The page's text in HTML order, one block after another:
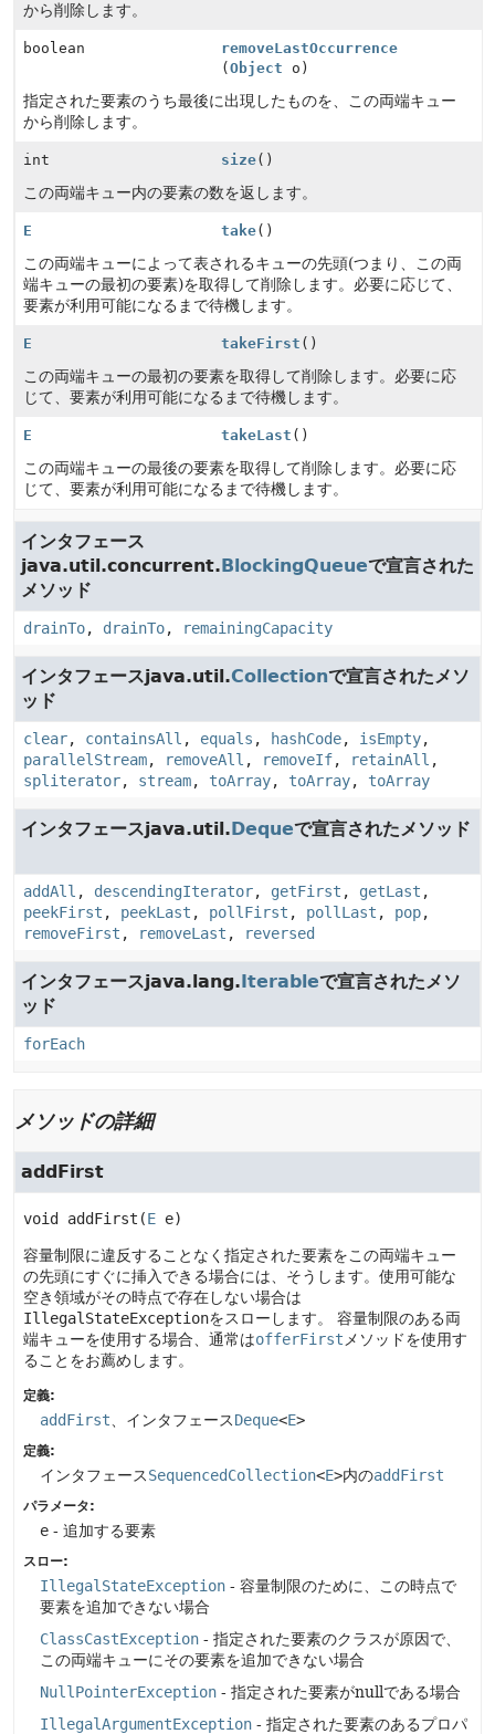
から削除します。
boolean
removeLastOccurrence
(Object o)
指定された要素のうち最後に出現したものを、この両端キュー
から削除します。
int size()
この両端キュー内の要素の数を返します。
E take()
この両端キューによって表されるキューの先頭(つまり、この両
端キューの最初の要素)を取得して削除します。必要に応じて、
要素が利用可能になるまで待機します。
E takeFirst ()
この両端キューの最初の要素を取得して削除します。必要に応
じて、要素が利用可能になるまで待機します。
E takeLast ()
この両端キューの最後の要素を取得して削除します。必要に応
じて、要素が利用可能になるまで待機します。
インタフェース
java.util.concurrent.BlockingQueueで宣言された
メソッド
drainTo, drainTo, remainingCapacity
インタフェースjava.util.Collectionで宣言されたメソ
ッド
clear, containsAll , equals , hashCode, isEmpty,
parallelStream, removeAll , removeIf, retainAll ,
spliterator, stream, toArray, toArray, toArray
インタフェースjava.util.Dequeで宣言されたメソッド
addAll , descendingIterator, getFirst , getLast ,
peekFirst , peekLast , pollFirst , pollLast , pop,
removeFirst , removeLast , reversed
インタフェースjava.lang.Iterableで宣言されたメソ
ッド
forEach
メソッドの詳細
addFirst
void addFirst (E e)
容量制限に違反することなく指定された要素をこの両端キュー
の先頭にすぐに挿入できる場合には、そうします。使用可能な
空き領域がその時点で存在しない場合は
IllegalStateExceptionをスローします。
容量制限のある両
端キューを使用する場合、通常はofferFirst メソッドを使用す
ることをお薦めします。
定義:
addFirst 、インタフェースDeque<E>
定義:
インタフェースSequencedCollection<E>内のaddFirst
パラメータ:
e - 追加する要素
スロー:
IllegalStateException - 容量制限のために、この時点で
要素を追加できない場合
ClassCastException - 指定された要素のクラスが原因で、
この両端キューにその要素を追加できない場合
NullPointerException - 指定された要素がnullである場合
IllegalArgumentException - 指定された要素のあるプロパ